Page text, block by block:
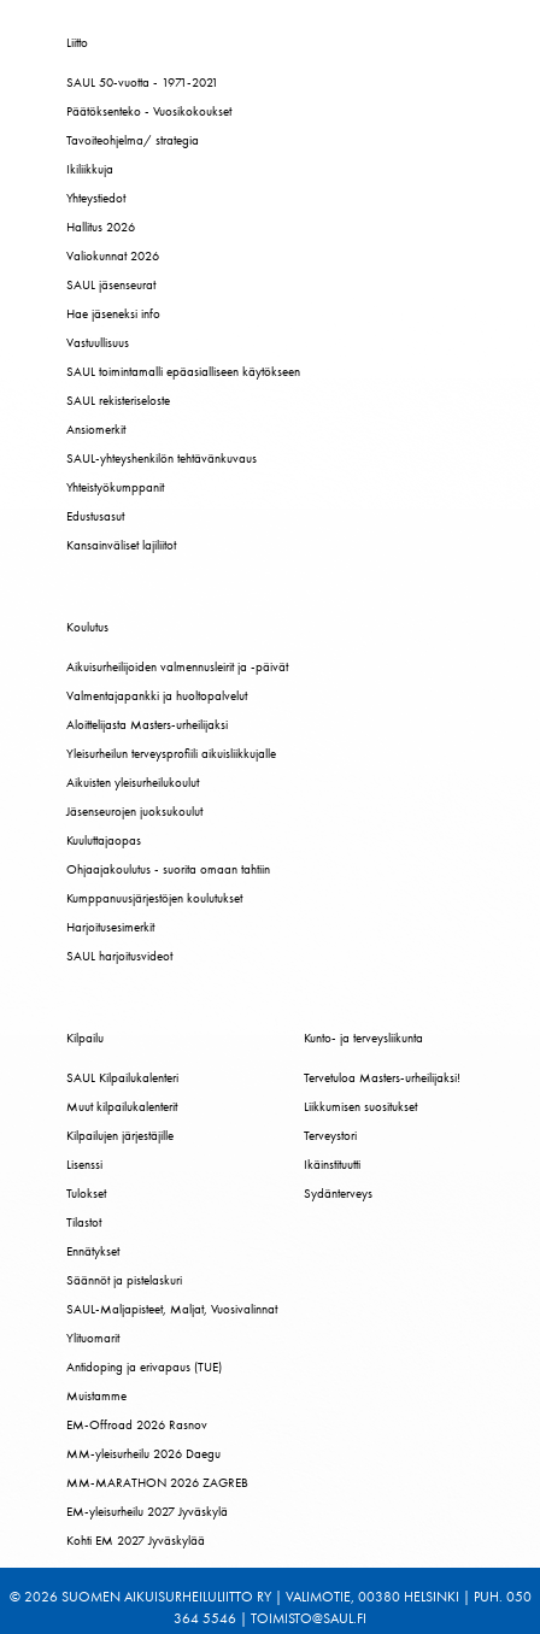
Liitto
SAUL 50-vuotta - 1971-2021
Päätöksenteko - Vuosikokoukset
Tavoiteohjelma/ strategia
Ikiliikkuja
Yhteystiedot
Hallitus 2026
Valiokunnat 2026
SAUL jäsenseurat
Hae jäseneksi info
Vastuullisuus
SAUL toimintamalli epäasialliseen käytökseen
SAUL rekisteriseloste
Ansiomerkit
SAUL-yhteyshenkilön tehtävänkuvaus
Yhteistyökumppanit
Edustusasut
Kansainväliset lajiliitot
Koulutus
Aikuisurheilijoiden valmennusleirit ja -päivät
Valmentajapankki ja huoltopalvelut
Aloittelijasta Masters-urheilijaksi
Yleisurheilun terveysprofiili aikuisliikkujalle
Aikuisten yleisurheilukoulut
Jäsenseurojen juoksukoulut
Kuuluttajaopas
Ohjaajakoulutus - suorita omaan tahtiin
Kumppanuusjärjestöjen koulutukset
Harjoitusesimerkit
SAUL harjoitusvideot
Kilpailu
SAUL Kilpailukalenteri
Muut kilpailukalenterit
Kilpailujen järjestäjille
Lisenssi
Tulokset
Tilastot
Ennätykset
Säännöt ja pistelaskuri
SAUL-Maljapisteet, Maljat, Vuosivalinnat
Ylituomarit
Antidoping ja erivapaus (TUE)
Muistamme
EM-Offroad 2026 Rasnov
MM-yleisurheilu 2026 Daegu
MM-MARATHON 2026 ZAGREB
EM-yleisurheilu 2027 Jyväskylä
Kohti EM 2027 Jyväskylää
Kunto- ja terveysliikunta
Tervetuloa Masters-urheilijaksi!
Liikkumisen suositukset
Terveystori
Ikäinstituutti
Sydänterveys
© 2026 SUOMEN AIKUISURHEILULIITTO RY | VALIMOTIE, 00380 HELSINKI | PUH. 050
364 5546 | TOIMISTO@SAUL.FI